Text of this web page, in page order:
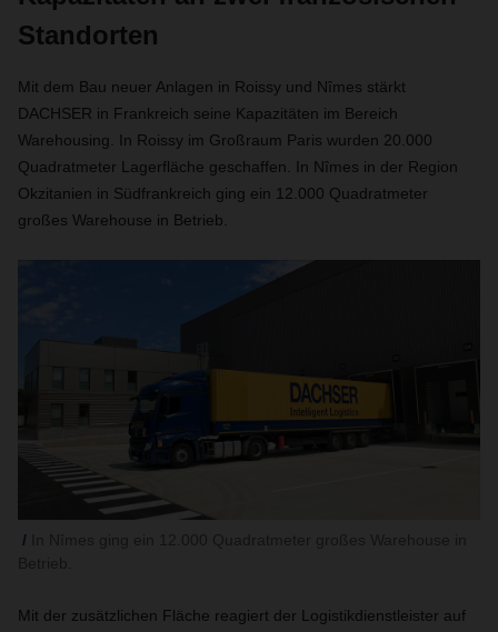
Standorten
Mit dem Bau neuer Anlagen in Roissy und Nîmes stärkt
DACHSER in Frankreich seine Kapazitäten im Bereich
Warehousing. In Roissy im Großraum Paris wurden 20.000
Quadratmeter Lagerfläche geschaffen. In Nîmes in der Region
Okzitanien in Südfrankreich ging ein 12.000 Quadratmeter
großes Warehouse in Betrieb.
Mit der zusätzlichen Fläche reagiert der Logistikdienstleister auf